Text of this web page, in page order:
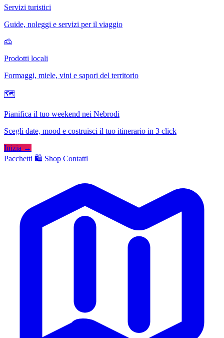
Servizi turistici
Guide, noleggi e servizi per il viaggio
🧀
Prodotti locali
Formaggi, miele, vini e sapori del territorio
🗺
Pianifica il tuo weekend nei Nebrodi
Scegli date, mood e costruisci il tuo itinerario in 3 click
Inizia →
Pacchetti 🛍️ Shop Contatti